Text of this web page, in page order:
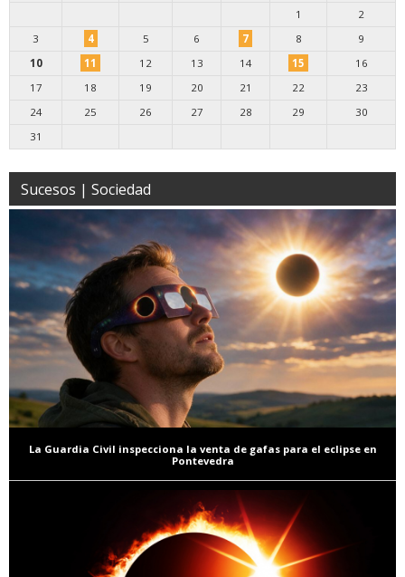
1
2
3
4 5 6 7 8
9
10
11 12 13 14 15
16
17
18 19 20 21 22
23
24
25 26 27 28 29
30
31
Sucesos | Sociedad
La Guardia Civil inspecciona la venta de gafas para el eclipse en
Pontevedra